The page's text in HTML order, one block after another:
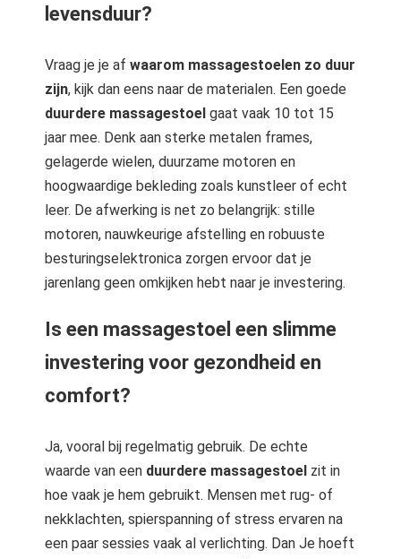
levensduur?
Vraag je je af waarom massagestoelen zo duur
zijn, kijk dan eens naar de materialen. Een goede
duurdere massagestoel gaat vaak 10 tot 15
jaar mee. Denk aan sterke metalen frames,
gelagerde wielen, duurzame motoren en
hoogwaardige bekleding zoals kunstleer of echt
leer. De afwerking is net zo belangrijk: stille
motoren, nauwkeurige afstelling en robuuste
besturingselektronica zorgen ervoor dat je
jarenlang geen omkijken hebt naar je investering.
Is een massagestoel een slimme
investering voor gezondheid en
comfort?
Ja, vooral bij regelmatig gebruik. De echte
waarde van een duurdere massagestoel zit in
hoe vaak je hem gebruikt. Mensen met rug- of
nekklachten, spierspanning of stress ervaren na
een paar sessies vaak al verlichting. Dan Je hoeft